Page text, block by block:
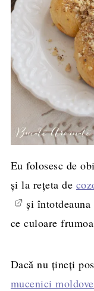
Eu folosesc de
și la rețeta de
și
ce culoare
Dacă nu țineți
mucenici